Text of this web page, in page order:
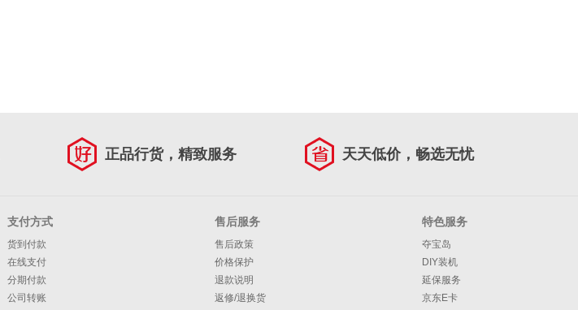
正品行货，精致服务 天天低价，畅选无忧
支付方式
货到付款
在线支付
分期付款
公司转账
售后服务
售后政策
价格保护
退款说明
返修/退换货
特色服务
夺宝岛
DIY装机
延保服务
京东E卡